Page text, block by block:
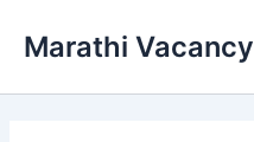
Marathi Vacancy